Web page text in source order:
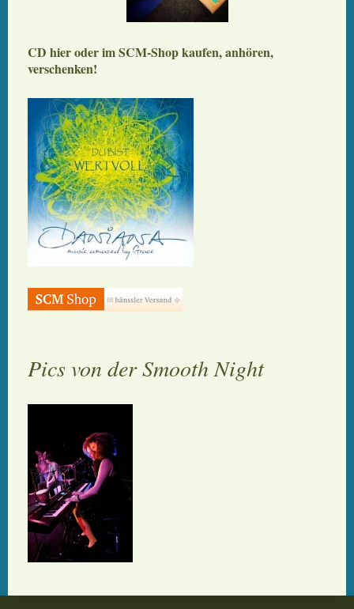
CD hier oder im SCM-Shop kaufen, anhören,
verschenken!
Pics von der Smooth Night